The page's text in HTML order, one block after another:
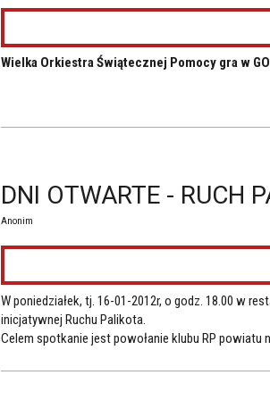
Wielka Orkiestra Świątecznej Pomocy gra w
DNI OTWARTE - RUCH
Anonim
W poniedziałek, tj. 16-01-2012r, o godz. 18.00 w
inicjatywnej Ruchu Palikota.
Celem spotkanie jest powołanie klubu RP powiatu